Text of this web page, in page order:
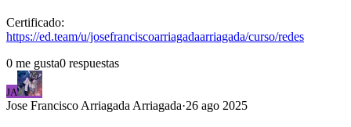
Certificado:
https://ed.team/u/josefranciscoarriagadaarriagada/curso/redes
0 me gusta0 respuestas
JA
Jose Francisco Arriagada Arriagada·26 ago 2025